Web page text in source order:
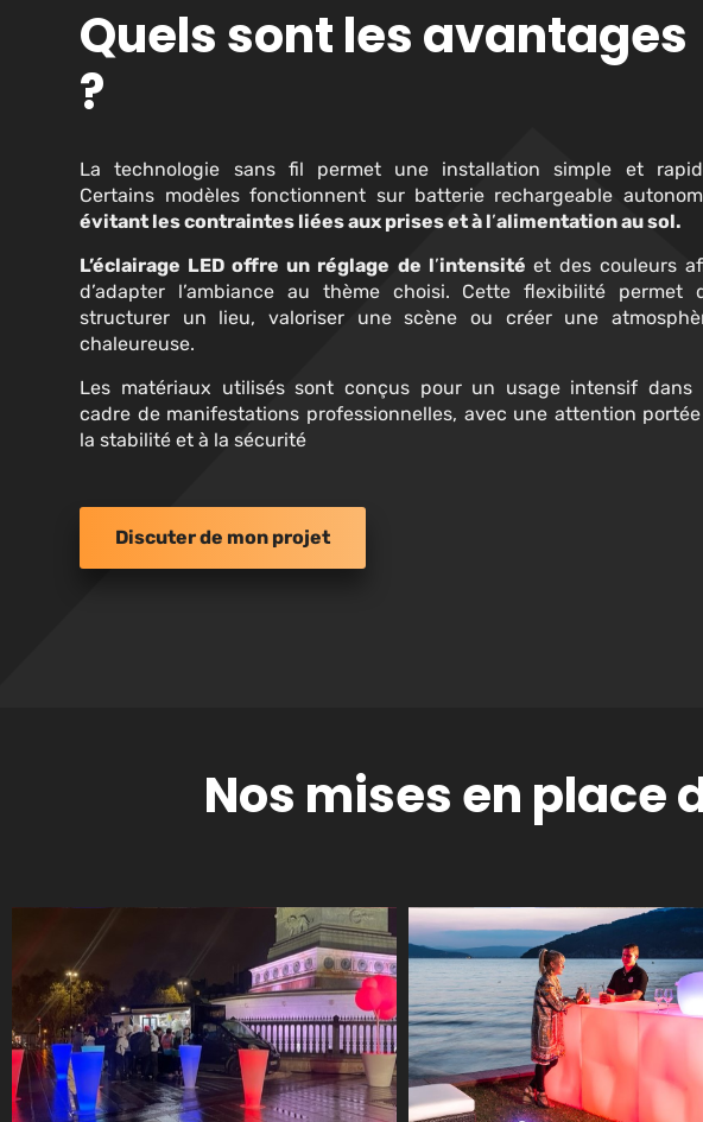
Quels sont les avantages
?
La technologie sans fil permet une installation simple et
Certains modèles fonctionnent sur batterie rechargeable
évitant les contraintes liées aux prises et à l’alimentation au sol.
L’éclairage LED offre un réglage de l’intensité et des couleurs
d’adapter l’ambiance au thème choisi. Cette flexibilité permet
structurer un lieu, valoriser une scène ou créer une
chaleureuse.
Les matériaux utilisés sont conçus pour un usage intensif dans
cadre de manifestations professionnelles, avec une attention
la stabilité et à la sécurité
Discuter de mon projet
Nos mises en place